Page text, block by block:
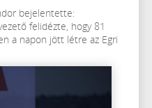
bejelentette:
felidézte, hogy 81
a napon jött létre az Egri